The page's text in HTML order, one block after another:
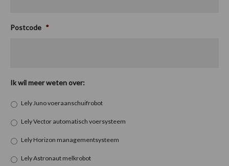
Postcode *
Ik wil meer weten over:
Lely Juno voeraanschuifrobot
Lely Vector automatisch voersysteem
Lely Horizon managementsysteem
Lely Astronaut melkrobot